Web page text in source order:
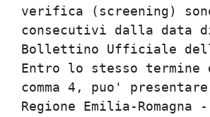
verifica
consecutivi dalla
Bollettino
Entro lo stesso
comma 4, puo'
Regione Emilia-